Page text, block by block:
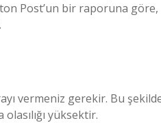
Post’un bir raporuna göre,
vermeniz gerekir. Bu
yüksektir.